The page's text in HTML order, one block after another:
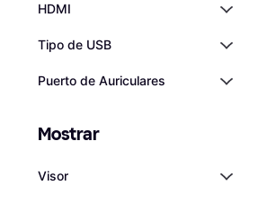
HDMI
Tipo de USB
Puerto de Auriculares
Mostrar
Visor